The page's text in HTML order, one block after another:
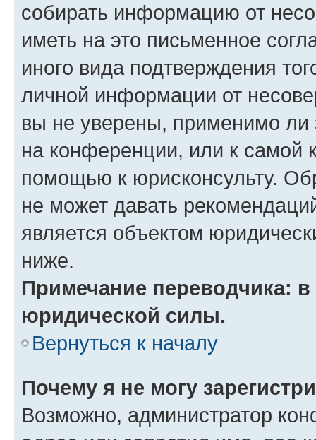
собирать информацию от
иметь на это письменное
иного вида подтверждения
личной информации от
вы не уверены, применимо ли
на конференции, или к самой
помощью к юрисконсульту.
не может давать
является объектом
ниже.
Примечание переводчика:
юридической силы.
Вернуться к началу
Почему я не могу
Возможно, администратор